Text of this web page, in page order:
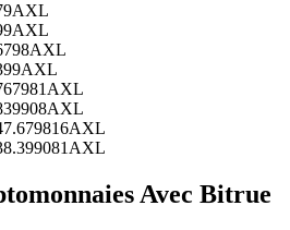
copie
AXL
AXL
AXL
AXL
AXL
AXL
AXL
AXL
Avec Bitrue